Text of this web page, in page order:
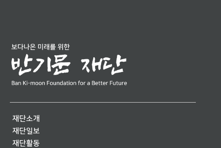
재단소개
재단일보
재단활동